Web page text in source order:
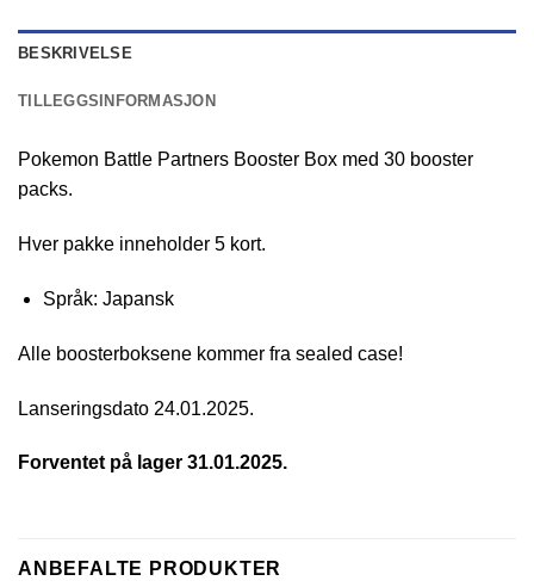
BESKRIVELSE
TILLEGGSINFORMASJON
Pokemon Battle Partners Booster Box med 30 booster
packs.
Hver pakke inneholder 5 kort.
Språk: Japansk
Alle boosterboksene kommer fra sealed case!
Lanseringsdato 24.01.2025.
Forventet på lager 31.01.2025.
ANBEFALTE PRODUKTER